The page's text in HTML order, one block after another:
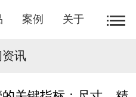
案例 关于
资讯